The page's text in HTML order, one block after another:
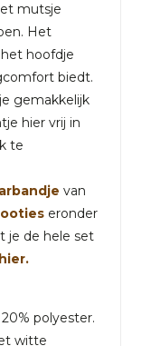
mutsje
Het
hoofdje
biedt.
gemakkelijk
hier vrij in
te
van
eronder
je de hele set
polyester.
witte